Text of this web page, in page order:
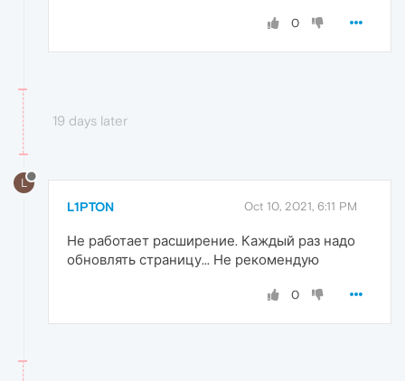
0
19 days later
L
L1PTON Oct 10, 2021, 6:11 PM
Не работает расширение. Каждый раз надо
обновлять страницу... Не рекомендую
0